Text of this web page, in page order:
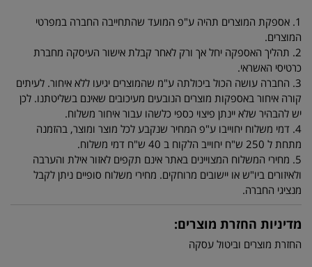
1. אספקת המוצרים תהיה ע"פ המועד שהתחייבה החברה במפרטי
המוצרים.
2. תהליך האספקה יחל אך ורק לאחר קבלת אישור העיסקה מחברת
כרטיסי האשראי.
3. החברה עושה הכול ביכולתה ע"מ שהמוצרים יגיעו ללא איחור. לעיתים
קורה איחור באספקות מוצרים הנובעים מעיכובים שאינם בשליטתנו. לכן
יש להבהיר שלא יינתן פיצוי כספי כלשהו עבור איחור משלוח.
4. דמי משלוח יחוייבו ע"פ המחיר שנקבע לכל מוצר ומוצר, בהזמנה
מתחת ל 250 ש"ח יחוייב הלקוח ב 40 ש"ח דמי משלוח.
5. מחירי המשלוח המצויינים באתר אינם תקפים לאזור אילת והערבה
ולאיזורים ביו"ש או יישובים מרוחקים. מחירי משלוח סופיים ניתן לקבל
מנציגי החברה.
מדיניות החזרת מוצרים:
החזרת מוצרים וביטול עסקה